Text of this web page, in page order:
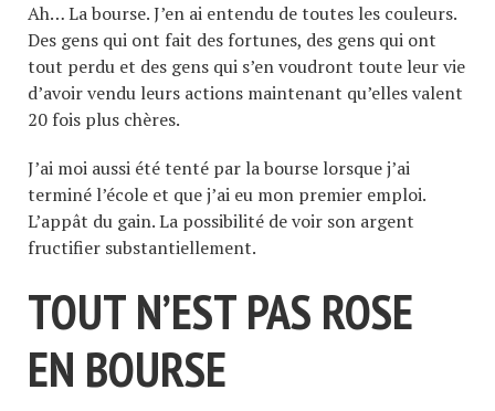
Ah… La bourse. J’en ai entendu de toutes les couleurs.
Des gens qui ont fait des fortunes, des gens qui ont
tout perdu et des gens qui s’en voudront toute leur vie
d’avoir vendu leurs actions maintenant qu’elles valent
20 fois plus chères.
J’ai moi aussi été tenté par la bourse lorsque j’ai
terminé l’école et que j’ai eu mon premier emploi.
L’appât du gain. La possibilité de voir son argent
fructifier substantiellement.
TOUT N’EST PAS ROSE
EN BOURSE